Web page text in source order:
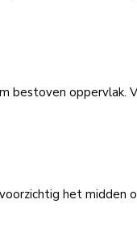
bestoven oppervlak.
het midden